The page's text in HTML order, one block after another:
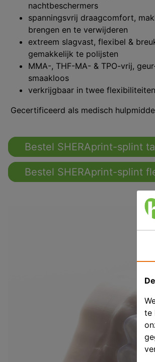
nachtbeschermers
spanningsvrij draagcomfort,
brengen en te verwijderen
extreem slagvast, flexibel &
gemakkelijk te polijsten
MMA-, THF-MA- & TPO-vrij,
smaakloos
verkrijgbaar in twee
Gecertificeerd als medisch
Bestel SHERAprint-splint
Bestel SHERAprint-splint
te